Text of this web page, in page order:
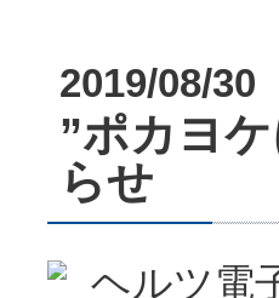
2019/08/30
”ポカヨ
らせ
ヘルツ電